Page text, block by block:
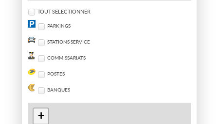
TOUT SÉLECTIONNER
PARKINGS
STATIONS SERVICE
COMMISSARIATS
POSTES
BANQUES
+